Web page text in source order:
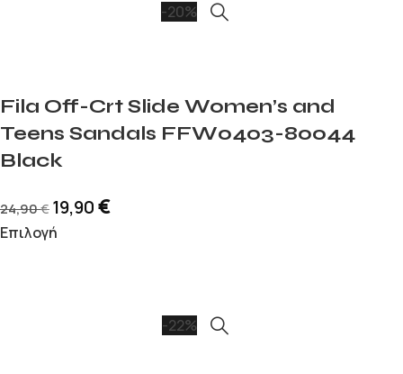
-20%
Fila Off-Crt Slide Women’s and
Teens Sandals FFW0403-80044
Black
24,90€ 19,90€
Επιλογή
-22%